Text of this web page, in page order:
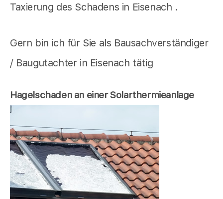
Taxierung des Schadens in Eisenach .
Gern bin ich für Sie als Bausachverständiger
/ Baugutachter in Eisenach tätig
Hagelschaden an einer Solarthermieanlage